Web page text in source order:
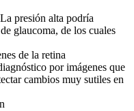
presión alta podría
glaucoma, de los cuales
de la retina
por imágenes que
cambios muy sutiles en